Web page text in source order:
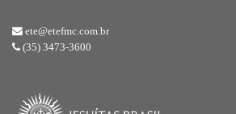
ete@etefmc.com.br
(35) 3473-3600